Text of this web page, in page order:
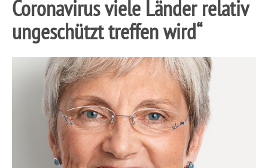
Coronavirus viele Länder relativ
ungeschützt treffen wird“